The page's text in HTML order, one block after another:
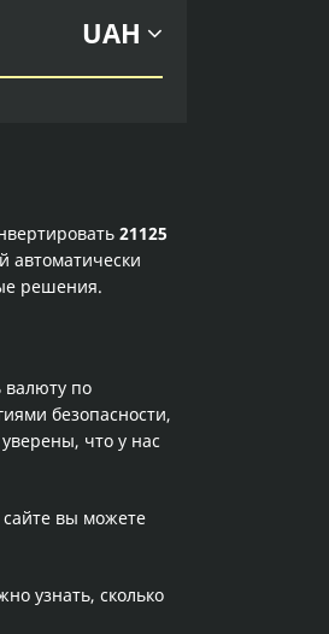
UAH
21125
автоматически
решения.
валюту по
безопасности,
что у нас
вы можете
узнать, сколько